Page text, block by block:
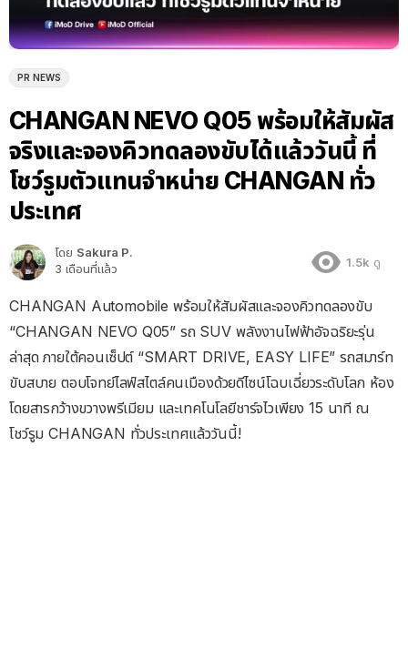
PR NEWS
CHANGAN NEVO Q05 พร้อมให้สัมผัส
จริงและจองคิวทดลองขับได้แล้ววันนี้ ที่
โชว์รูมตัวแทนจำหน่าย CHANGAN ทั่ว
ประเทศ
โดย Sakura P.
3 เดือนที่แล้ว
1.5k ดู
CHANGAN Automobile พร้อมให้สัมผัสและจองคิวทดลองขับ
“CHANGAN NEVO Q05” รถ SUV พลังงานไฟฟ้าอัจฉริยะรุ่น
ล่าสุด ภายใต้คอนเซ็ปต์ “SMART DRIVE, EASY LIFE” รถสมาร์ท
ขับสบาย ตอบโจทย์ไลฟ์สไตล์คนเมืองด้วยดีไซน์โฉบเฉี่ยวระดับโลก ห้อง
โดยสารกว้างขวางพรีเมียม และเทคโนโลยีชาร์จไวเพียง 15 นาที ณ
โชว์รูม CHANGAN ทั่วประเทศแล้ววันนี้!